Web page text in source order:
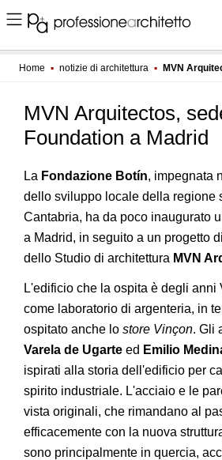
Home ▪ notizie di architettura ▪ MVN Arquitectos,
MVN Arquitectos,
Foundation a Madrid
La Fondazione Botín, impegnata
dello sviluppo locale della regione
Cantabria, ha da poco inaugurato
a Madrid, in seguito a un progetto
dello Studio di architettura MVN
L'edificio che la ospita è degli anni
come laboratorio di argenteria, in
ospitato anche lo store Vinçon. Gli
Varela de Ugarte ed Emilio
ispirati alla storia dell'edificio per
spirito industriale. L'acciaio e le
vista originali, che rimandano al
efficacemente con la nuova
sono principalmente in quercia,